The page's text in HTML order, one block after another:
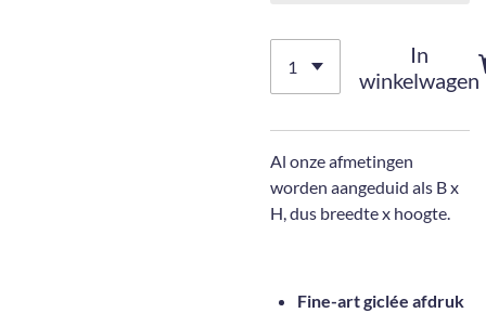
In
winkelwagen
Al onze afmetingen
worden aangeduid als B x
H, dus breedte x hoogte.
Fine-art giclée afdruk